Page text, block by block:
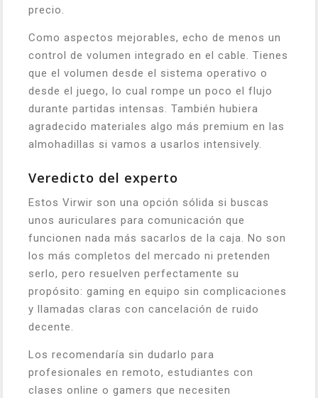
precio.
Como aspectos mejorables, echo de menos un
control de volumen integrado en el cable. Tienes
que el volumen desde el sistema operativo o
desde el juego, lo cual rompe un poco el flujo
durante partidas intensas. También hubiera
agradecido materiales algo más premium en las
almohadillas si vamos a usarlos intensively.
Veredicto del experto
Estos Virwir son una opción sólida si buscas
unos auriculares para comunicación que
funcionen nada más sacarlos de la caja. No son
los más completos del mercado ni pretenden
serlo, pero resuelven perfectamente su
propósito: gaming en equipo sin complicaciones
y llamadas claras con cancelación de ruido
decente.
Los recomendaría sin dudarlo para
profesionales en remoto, estudiantes con
clases online o gamers que necesiten